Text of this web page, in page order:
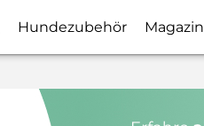
Hundezubehör Magazin